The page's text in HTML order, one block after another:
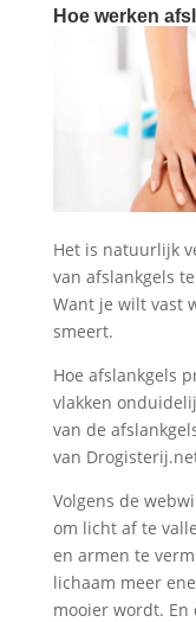
Hoe werken
Het is natuurlijk
van afslankgels
Want je wilt vast
smeert.
Hoe afslankgels
vlakken
van de
van
Volgens de
om licht af te
en armen te
lichaam meer
mooier wordt. En